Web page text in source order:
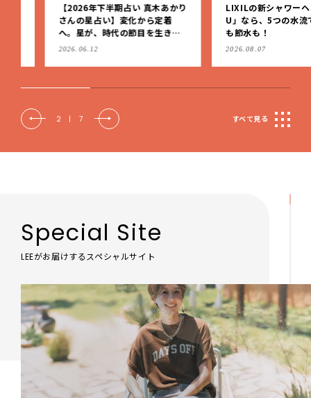
【2026年下半期占い 真木あかり
さんの星占い】変化から定着
へ。星が、時代の節目を生きる
私たちを導く
2026.06.12
LIXILの新シャワーヘッド
U」なら、5つの水流で美
も節水も！
2026.08.07
2 | 7 すべて見る
Special Site
LEEがお届けするスペシャルサイト